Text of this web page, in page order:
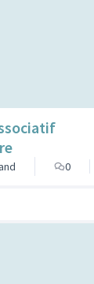
0